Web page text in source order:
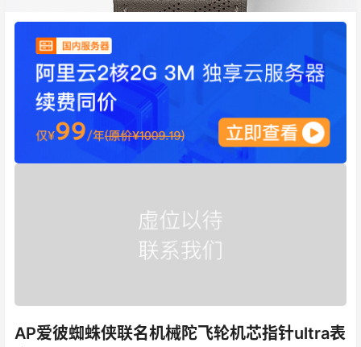
AP爱彼蜘蛛侠联名机械陀飞轮机芯指针ultra表